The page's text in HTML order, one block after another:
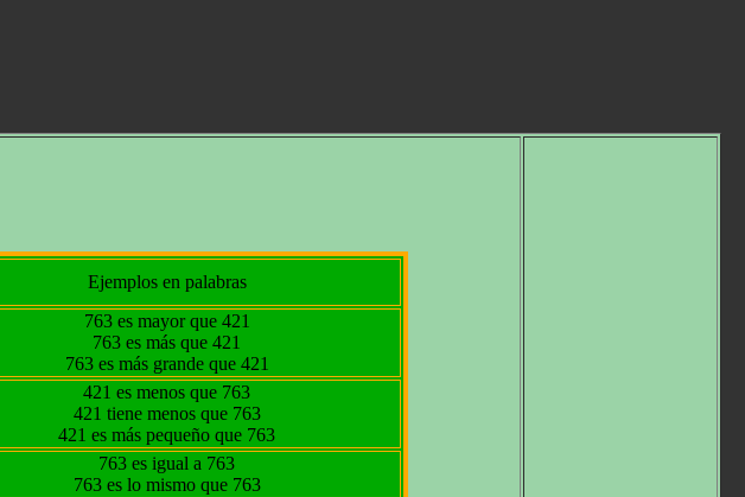
Ejemplos en palabras
763 es mayor que 421
763 es más que 421
763 es más grande que 421
421 es menos que 763
421 tiene menos que 763
421 es más pequeño que 763
763 es igual a 763
763 es lo mismo que 763